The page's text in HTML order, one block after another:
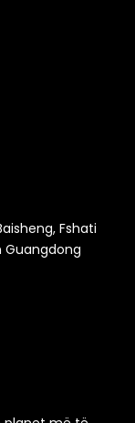
Fshati
Guangdong